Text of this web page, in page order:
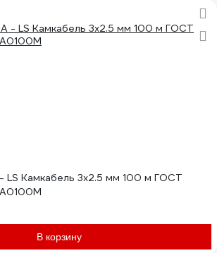
LS Камкабель 3x2.5 мм 100 м ГОСТ
В корзину